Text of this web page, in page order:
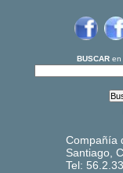
BUSCAR en
Compañía
Santiago,
Tel: